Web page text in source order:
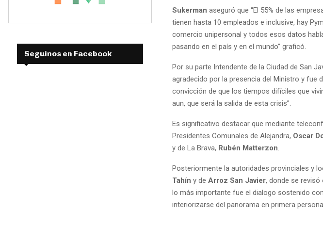
Sukerman aseguró que “El 55% de las
tienen hasta 10 empleados e inclusive, hay
comercio unipersonal y todos esos datos
pasando en el país y en el mundo” graficó.
Por su parte Intendente de la Ciudad de San
agradecido por la presencia del Ministro y fue
convicción de que los tiempos difíciles que
aun, que será la salida de esta crisis”.
Es significativo destacar que mediante
Presidentes Comunales de Alejandra, Oscar
y de La Brava, Rubén Matterzon
Posteriormente la autoridades provinciales y
Tahín y de Arroz San Javier, donde se revisó
lo más importante fue el dialogo sostenido
interiorizarse del panorama en primera persona.
Seguinos en Facebook